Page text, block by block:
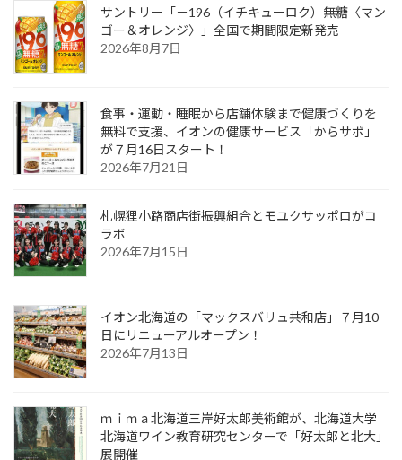
サントリー「－196（イチキューロク）無糖〈マン
ゴー＆オレンジ〉」全国で期間限定新発売
2026年8月7日
食事・運動・睡眠から店舗体験まで健康づくりを
無料で支援、イオンの健康サービス「からサポ」
が７月16日スタート！
2026年7月21日
札幌狸小路商店街振興組合とモユクサッポロがコ
ラボ
2026年7月15日
イオン北海道の「マックスバリュ共和店」７月10
日にリニューアルオープン！
2026年7月13日
ｍｉｍａ北海道三岸好太郎美術館が、北海道大学
北海道ワイン教育研究センターで「好太郎と北大」
展開催